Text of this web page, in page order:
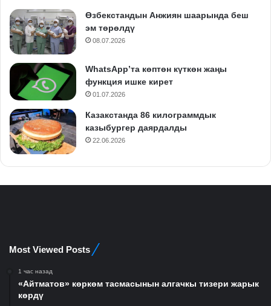
Өзбекстандын Анжиян шаарында беш
эм төрөлдү
08.07.2026
WhatsApp’та көптөн күткөн жаңы
функция ишке кирет
01.07.2026
Казакстанда 86 килограммдык
казыбургер даярдалды
22.06.2026
Most Viewed Posts
1 час назад
«Айтматов» көркөм тасмасынын алгачкы тизери жарык
көрдү